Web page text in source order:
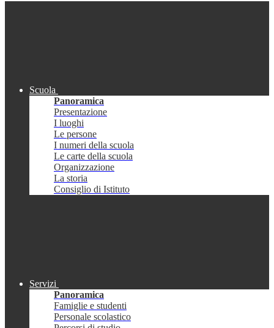
Scuola
Panoramica
Presentazione
I luoghi
Le persone
I numeri della scuola
Le carte della scuola
Organizzazione
La storia
Consiglio di Istituto
Servizi
Panoramica
Famiglie e studenti
Personale scolastico